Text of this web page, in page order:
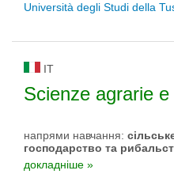
Università degli Studi della
IT
Scienze agrarie
напрями навчання:
господарство та
докладніше »